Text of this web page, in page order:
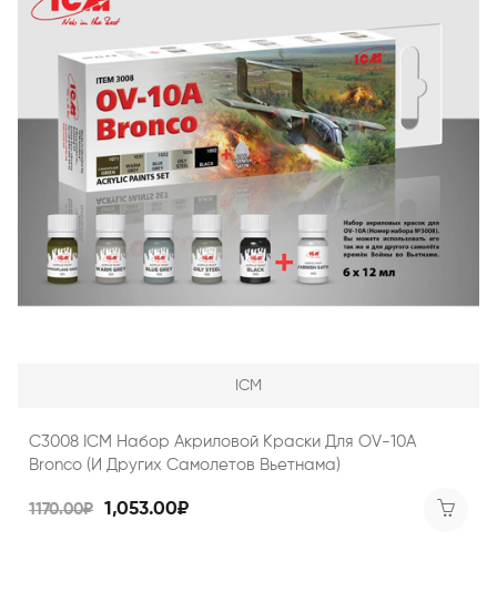
ICM
C3008 ICM Набор Акриловой Краски Для OV-10A
Bronco (и Других Самолетов Вьетнама)
1170.00₽ 1,053.00₽